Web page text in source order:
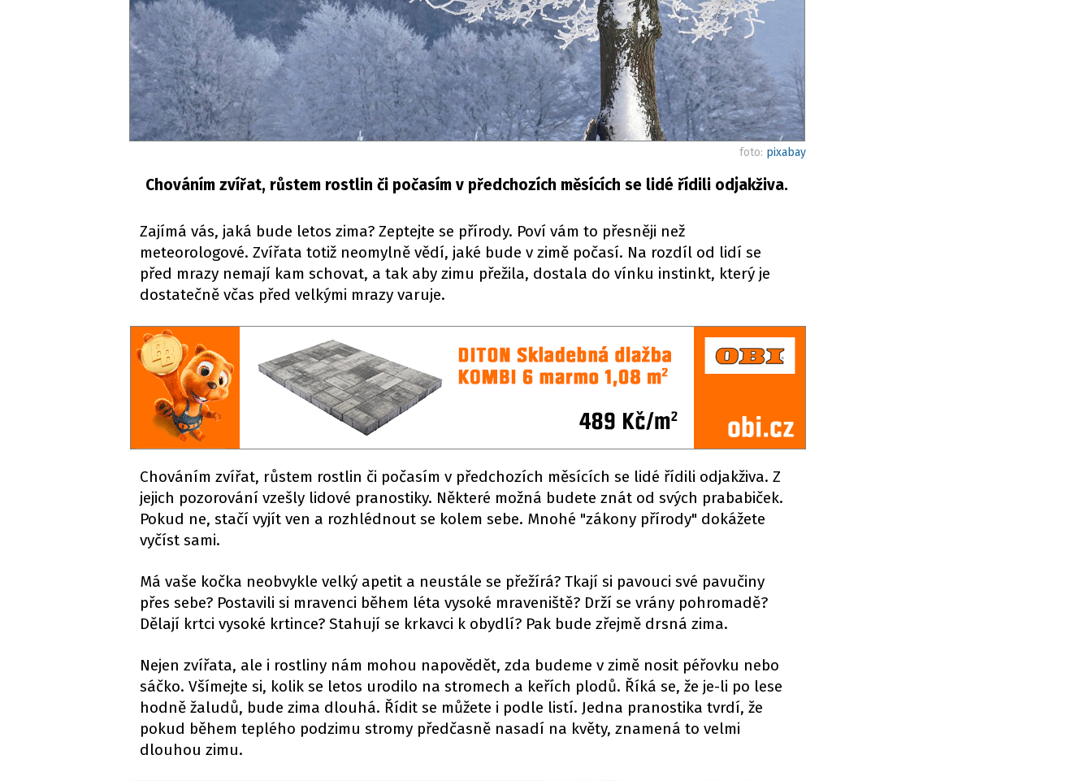
foto: pixabay
Chováním zvířat, růstem rostlin či počasím v předchozích měsících se lidé řídili odjakživa.
Zajímá vás, jaká bude letos zima? Zeptejte se přírody. Poví vám to přesněji než
meteorologové. Zvířata totiž neomylně vědí, jaké bude v zimě počasí. Na rozdíl od lidí se
před mrazy nemají kam schovat, a tak aby zimu přežila, dostala do vínku instinkt, který je
dostatečně včas před velkými mrazy varuje.
Chováním zvířat, růstem rostlin či počasím v předchozích měsících se lidé řídili odjakživa. Z
jejich pozorování vzešly lidové pranostiky. Některé možná budete znát od svých prababiček.
Pokud ne, stačí vyjít ven a rozhlédnout se kolem sebe. Mnohé "zákony přírody" dokážete
vyčíst sami.
Má vaše kočka neobvykle velký apetit a neustále se přežírá? Tkají si pavouci své pavučiny
přes sebe? Postavili si mravenci během léta vysoké mraveniště? Drží se vrány pohromadě?
Dělají krtci vysoké krtince? Stahují se krkavci k obydlí? Pak bude zřejmě drsná zima.
Nejen zvířata, ale i rostliny nám mohou napovědět, zda budeme v zimě nosit péřovku nebo
sáčko. Všímejte si, kolik se letos urodilo na stromech a keřích plodů. Říká se, že je-li po lese
hodně žaludů, bude zima dlouhá. Řídit se můžete i podle listí. Jedna pranostika tvrdí, že
pokud během teplého podzimu stromy předčasně nasadí na květy, znamená to velmi
dlouhou zimu.